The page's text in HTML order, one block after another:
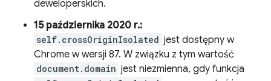
deweloperskich.
15 października 2020 r.:
self.crossOriginIsolated jest dostępny w
Chrome w wersji 87. W związku z tym wartość
document.domain jest niezmienna, gdy funkcja